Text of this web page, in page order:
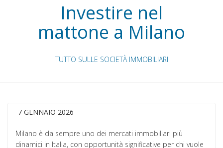
Investire nel
mattone a Milano
TUTTO SULLE SOCIETÀ IMMOBILIARI
7 GENNAIO 2026
Milano è da sempre uno dei mercati immobiliari più
dinamici in Italia, con opportunità significative per chi vuole